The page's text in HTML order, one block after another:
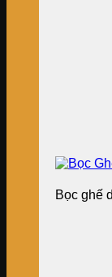
Bọc ghế